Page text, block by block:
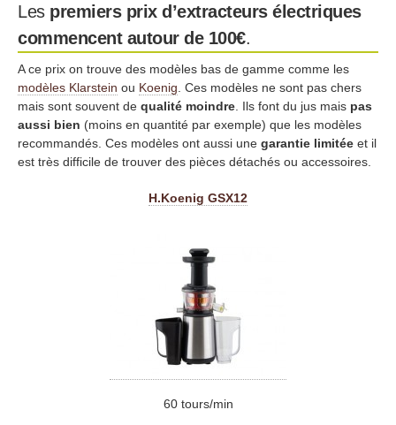
Les premiers prix d’extracteurs électriques
commencent autour de 100€.
A ce prix on trouve des modèles bas de gamme comme les
modèles Klarstein ou Koenig . Ces modèles ne sont pas chers
mais sont souvent de qualité moindre . Ils font du jus mais pas
aussi bien (moins en quantité par exemple) que les modèles
recommandés. Ces modèles ont aussi une garantie limitée et il
est très difficile de trouver des pièces détachés ou accessoires.
H.Koenig GSX12
60 tours/min